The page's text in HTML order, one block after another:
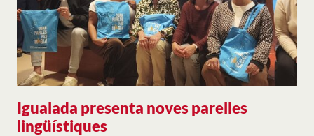
Igualada presenta noves parelles
lingüístiques